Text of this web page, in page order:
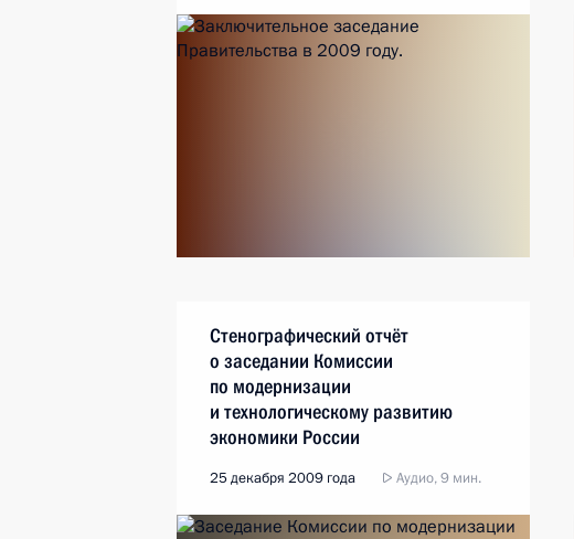
Стенографический отчёт
о заседании Комиссии
по модернизации
и технологическому развитию
экономики России
25 декабря 2009 года Аудио, 9 мин.